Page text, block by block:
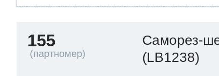
155
Саморез-
(LB1238)